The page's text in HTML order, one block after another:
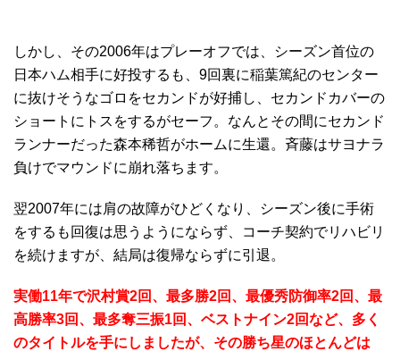
しかし、その2006年はプレーオフでは、シーズン首位の
日本ハム相手に好投するも、9回裏に稲葉篤紀のセンター
に抜けそうなゴロをセカンドが好捕し、セカンドカバーの
ショートにトスをするがセーフ。なんとその間にセカンド
ランナーだった森本稀哲がホームに生還。斉藤はサヨナラ
負けでマウンドに崩れ落ちます。
翌2007年には肩の故障がひどくなり、シーズン後に手術
をするも回復は思うようにならず、コーチ契約でリハビリ
を続けますが、結局は復帰ならずに引退。
実働11年で沢村賞2回、最多勝2回、最優秀防御率2回、最
高勝率3回、最多奪三振1回、ベストナイン2回など、多く
のタイトルを手にしましたが、その勝ち星のほとんどは